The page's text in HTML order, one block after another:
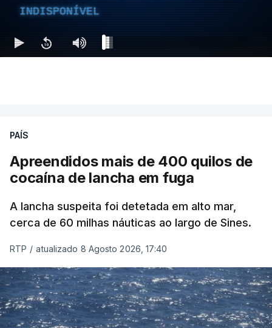
INDISPONÍVEL
PAÍS
Apreendidos mais de 400 quilos de
cocaína de lancha em fuga
A lancha suspeita foi detetada em alto mar,
cerca de 60 milhas náuticas ao largo de Sines.
RTP / atualizado 8 Agosto 2026, 17:40